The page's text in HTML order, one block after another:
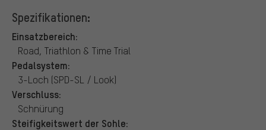
Spezifikationen:
Einsatzbereich:
Road, Triathlon & Time Trial
Pedalsystem:
3-Loch (SPD-SL / Look)
Verschluss:
Schnürung
Steifigkeitswert der Sohle: